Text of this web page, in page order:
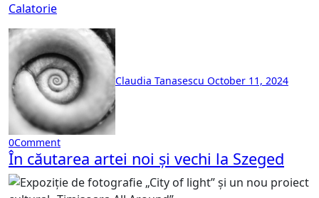
Calatorie
Claudia Tanasescu October 11, 2024
0Comment
În căutarea artei noi și vechi la Szeged